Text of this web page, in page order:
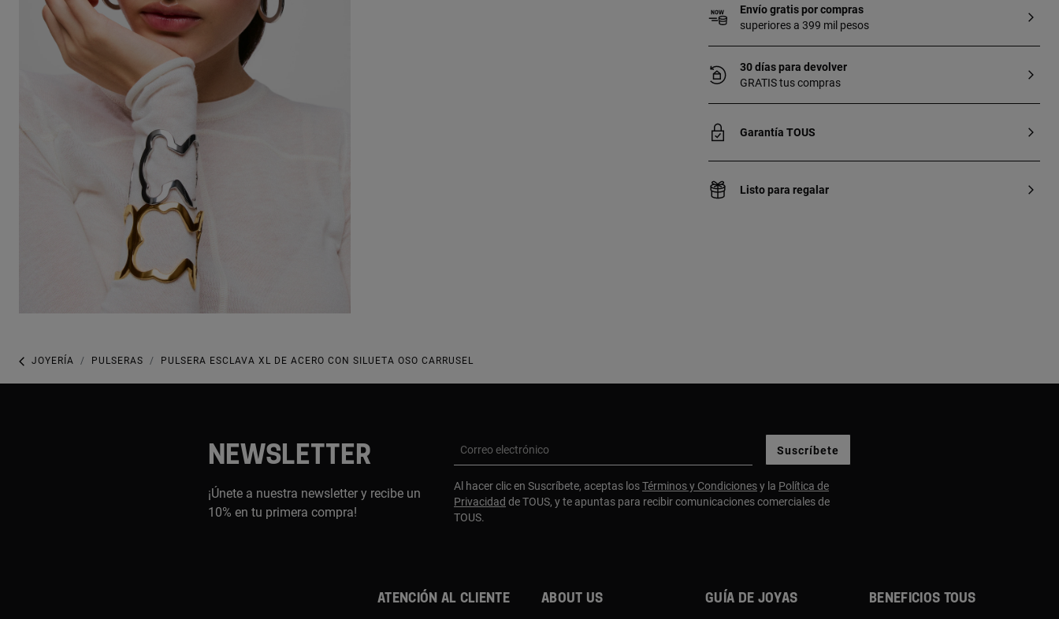
Envío gratis por compras
superiores a 399 mil pesos
30 días para devolver
GRATIS tus compras
Garantía TOUS
Listo para regalar
JOYERÍA PULSERAS PULSERA ESCLAVA XL DE ACERO CON SILUETA OSO CARRUSEL
NEWSLETTER
¡Únete a nuestra newsletter y recibe un
10% en tu primera compra!
Correo electrónico Suscríbete
Al hacer clic en Suscríbete, aceptas losTérminos y Condicionesy la Política de
Privacidad de TOUS, y te apuntas para recibir comunicaciones comerciales de
TOUS.
Atención al cliente About us Guía de joyas Beneficios TOUS